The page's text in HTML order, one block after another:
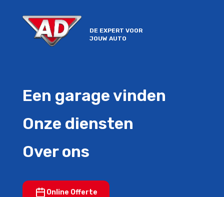
DE EXPERT VOOR
JOUW AUTO
Een garage vinden
Onze diensten
Over ons
Online Offerte